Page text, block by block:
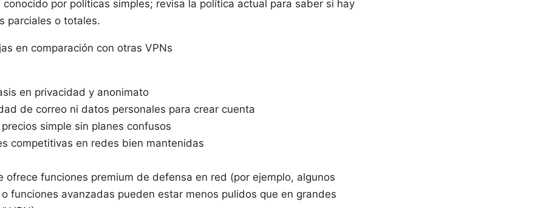
conocido por políticas simples; revisa la política actual para saber si hay
parciales o totales.
en comparación con otras VPNs
en privacidad y anonimato
de correo ni datos personales para crear cuenta
simple sin planes confusos
competitivas en redes bien mantenidas
ofrece funciones premium de defensa en red (por ejemplo, algunos
funciones avanzadas pueden estar menos pulidos que en grandes